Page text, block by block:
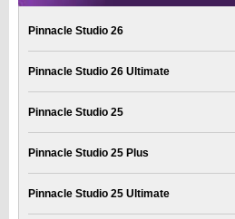
Pinnacle Studio 26
Pinnacle Studio 26 Ultimate
Pinnacle Studio 25
Pinnacle Studio 25 Plus
Pinnacle Studio 25 Ultimate